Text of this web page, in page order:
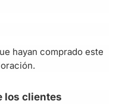
hayan comprado este
los clientes